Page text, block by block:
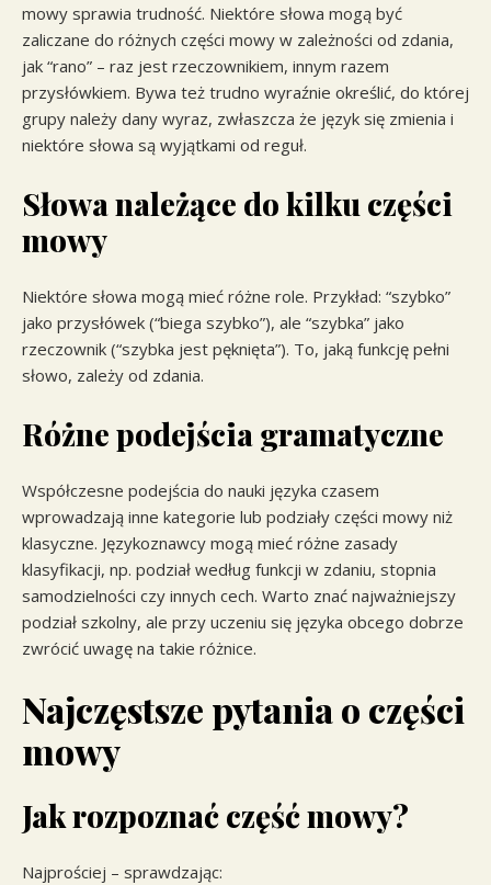
mowy sprawia trudność. Niektóre słowa mogą być
zaliczane do różnych części mowy w zależności od zdania,
jak “rano” – raz jest rzeczownikiem, innym razem
przysłówkiem. Bywa też trudno wyraźnie określić, do której
grupy należy dany wyraz, zwłaszcza że język się zmienia i
niektóre słowa są wyjątkami od reguł.
Słowa należące do kilku części
mowy
Niektóre słowa mogą mieć różne role. Przykład: “szybko”
jako przysłówek (“biega szybko”), ale “szybka” jako
rzeczownik (“szybka jest pęknięta”). To, jaką funkcję pełni
słowo, zależy od zdania.
Różne podejścia gramatyczne
Współczesne podejścia do nauki języka czasem
wprowadzają inne kategorie lub podziały części mowy niż
klasyczne. Językoznawcy mogą mieć różne zasady
klasyfikacji, np. podział według funkcji w zdaniu, stopnia
samodzielności czy innych cech. Warto znać najważniejszy
podział szkolny, ale przy uczeniu się języka obcego dobrze
zwrócić uwagę na takie różnice.
Najczęstsze pytania o części
mowy
Jak rozpoznać część mowy?
Najprościej – sprawdzając: